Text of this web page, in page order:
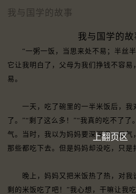
我与国学的故事
我与国学的故
“一粥一饭，当思来处不易；半丝半
它让我明白了，父母为我们挣钱不容易
易。
一天，吃了碗里的一半米饭后，我
了。”“剩了这么多！”“我真的吃不了了
气。当时，我以为妈妈要深深叹一口气
那些都吃下去。但是妈妈却没吃，只是
晚上，妈妈又把米饭热了热，对我
剩的米饭吃了吧！”我心想，干嘛让我
上翻页区